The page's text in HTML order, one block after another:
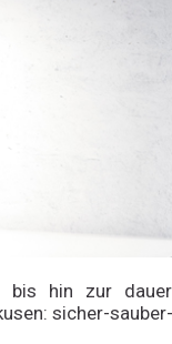
bis hin zur
sicher-